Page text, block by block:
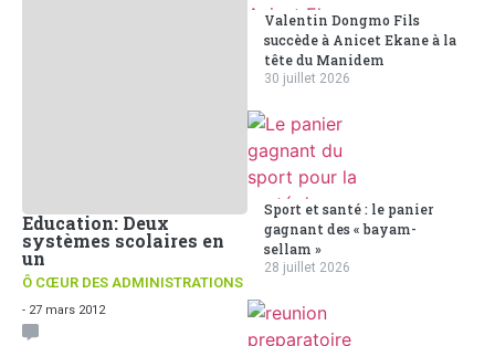
Education: Deux
systèmes scolaires en
un
Ô CŒUR DES ADMINISTRATIONS
- 27 mars 2012
Valentin Dongmo Fils
succède à Anicet Ekane à la
tête du Manidem
30 juillet 2026
Sport et santé : le panier
gagnant des « bayam-
sellam »
28 juillet 2026